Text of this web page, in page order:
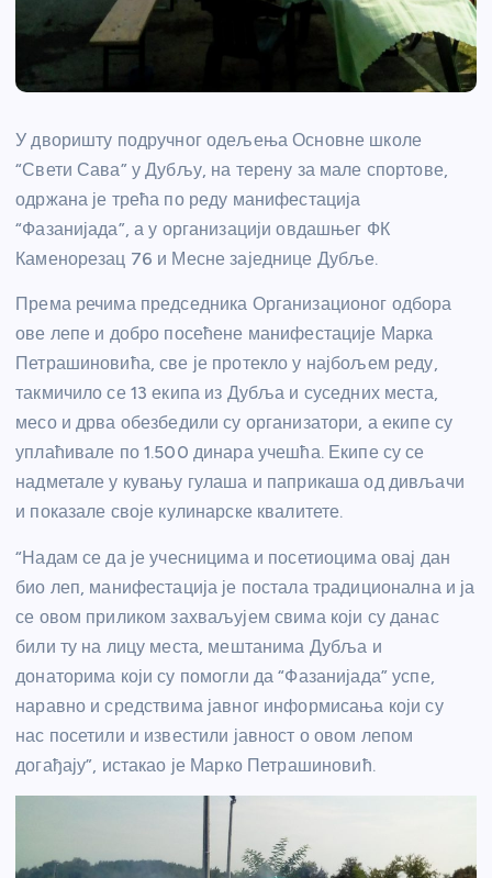
У дворишту подручног одељења Основне школе
“Свети Сава” у Дубљу, на терену за мале спортове,
одржана је трећа по реду манифестација
“Фазанијада”, а у организацији овдашњег ФК
Каменорезац 76 и Месне заједнице Дубље.
Према речима председника Организационог одбора
ове лепе и добро посећене манифестације Марка
Петрашиновића, све је протекло у најбољем реду,
такмичило се 13 екипа из Дубља и суседних места,
месо и дрва обезбедили су организатори, а екипе су
уплаћивале по 1.500 динара учешћа. Екипе су се
надметале у кувању гулаша и паприкаша од дивљачи
и показале своје кулинарске квалитете.
“Надам се да је учесницима и посетиоцима овај дан
био леп, манифестација је постала традиционална и ја
се овом приликом захваљујем свима који су данас
били ту на лицу места, мештанима Дубља и
донаторима који су помогли да “Фазанијада” успе,
наравно и средствима јавног информисања који су
нас посетили и известили јавност о овом лепом
догађају”, истакао је Марко Петрашиновић.